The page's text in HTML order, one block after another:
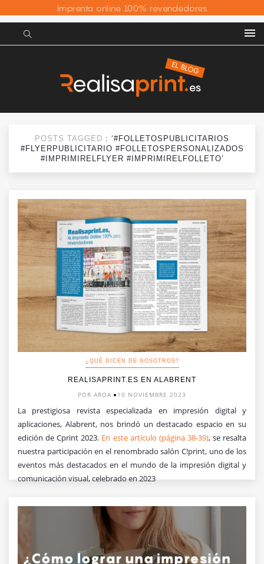
Imprenta online 100% revendedores
POSTS TAGGED : ‘#FOLLETOSPUBLICITARIOS
#FLYERPUBLICITARIO #FOLLETOSPERSONALIZADOS
#IMPRIMIRELFLYER #IMPRIMIRELFOLLETO’
¿QUÉ DICEN DE NOSOTROS?
REALISAPRINT.ES EN ALABRENT
POR AROA
10 NOVIEMBRE 2023
La prestigiosa revista especializada en impresión digital y
aplicaciones, Alabrent, nos brindó un destacado espacio en su
edición de Cprint 2023. En este artículo (página 38-39), se resalta
nuestra participación en el renombrado salón C!print, uno de los
eventos más destacados en el mundo de la impresión digital y
comunicación visual, celebrado en 2023